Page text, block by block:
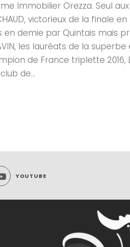
Immobilier Orezza. Seul aux
victorieux de la finale en
en demie par Quintais mais
les lauréats de la
de France triplette 2016,
de...
YOUTUBE